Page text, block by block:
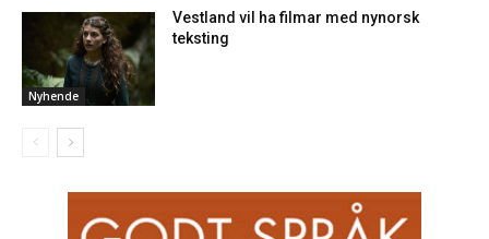
Nyhende
Vestland vil ha filmar med nynorsk
teksting